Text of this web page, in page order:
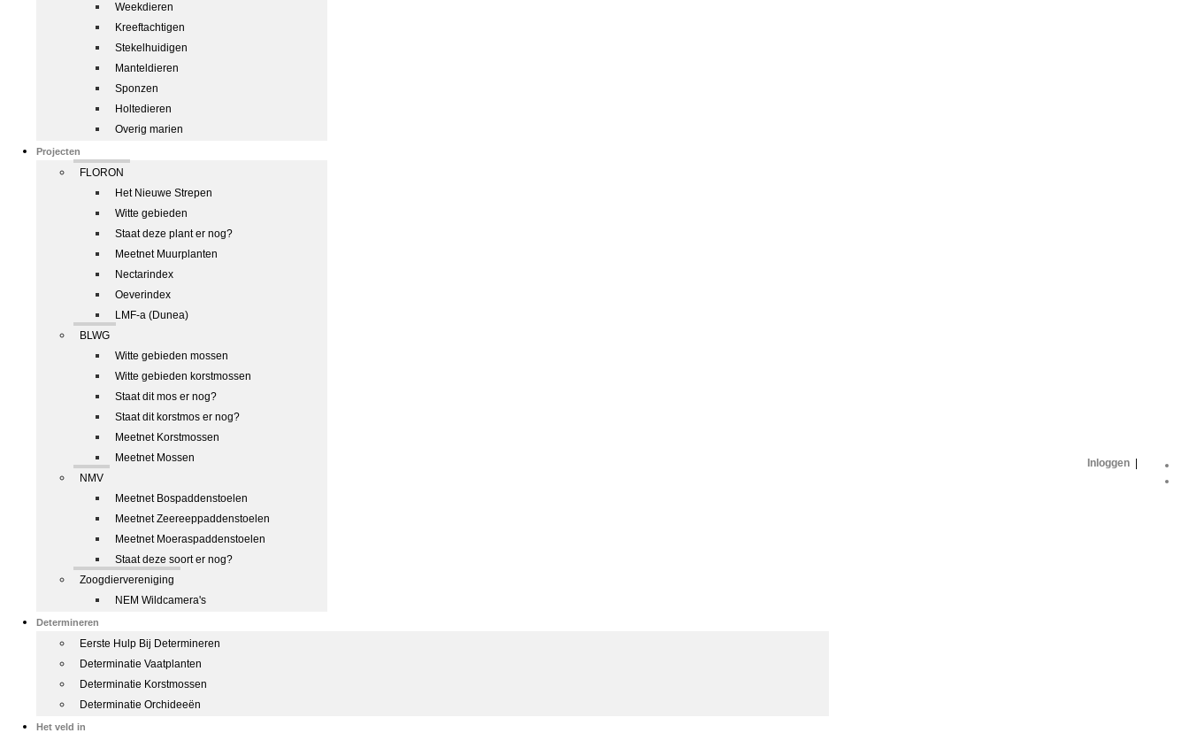
Weekdieren
Kreeftachtigen
Stekelhuidigen
Manteldieren
Sponzen
Holtedieren
Overig marien
Projecten
FLORON
Het Nieuwe Strepen
Witte gebieden
Staat deze plant er nog?
Meetnet Muurplanten
Nectarindex
Oeverindex
LMF-a (Dunea)
BLWG
Witte gebieden mossen
Witte gebieden korstmossen
Staat dit mos er nog?
Staat dit korstmos er nog?
Meetnet Korstmossen
Meetnet Mossen
NMV
Meetnet Bospaddenstoelen
Meetnet Zeereeppaddenstoelen
Meetnet Moeraspaddenstoelen
Staat deze soort er nog?
Zoogdiervereniging
NEM Wildcamera's
Determineren
Eerste Hulp Bij Determineren
Determinatie Vaatplanten
Determinatie Korstmossen
Determinatie Orchideeën
Het veld in
Inloggen